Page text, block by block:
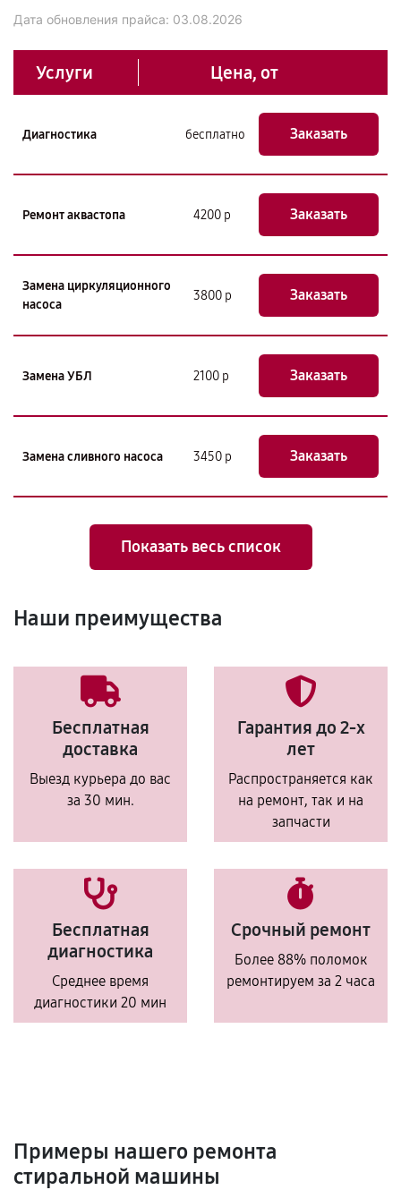
Дата обновления прайса: 03.08.2026
Услуги Цена, от
Диагностика бесплатно Заказать
Ремонт аквастопа 4200 р Заказать
Замена циркуляционного
насоса
3800 р Заказать
Замена УБЛ 2100 р Заказать
Замена сливного насоса 3450 р Заказать
Показать весь список
Наши преимущества
Бесплатная
доставка
Выезд курьера до вас
за 30 мин.
Гарантия до 2-х
лет
Распространяется как
на ремонт, так и на
запчасти
Бесплатная
диагностика
Среднее время
диагностики 20 мин
Срочный ремонт
Более 88% поломок
ремонтируем за 2 часа
Примеры нашего ремонта
стиральной машины